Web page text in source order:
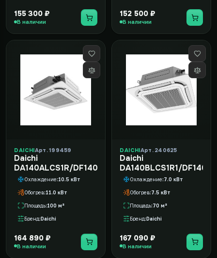
155 300 ₽
В наличии
152 500 ₽
В наличии
DAICHIАрт. 199459
Daichi
DA140ALCS1R/DF140ALS3R/DPC06L
Охлаждение 10.5 кВт
Обогрев 11.0 кВт
Площадь 100 м²
Бренд Daichi
164 890 ₽
В наличии
DAICHIАрт. 240625
Daichi
DA140BLCS1R1/
Охлаждение 7.0 кВт
Обогрев 7.5 кВт
Площадь 70 м²
Бренд Daichi
167 090 ₽
В наличии